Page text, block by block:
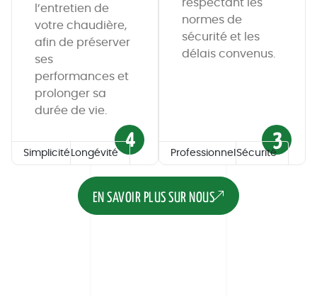
l’entretien de
votre chaudière,
afin de préserver
ses
performances et
prolonger sa
durée de vie.
4
Simplicité Longévité
respectant les
normes de
sécurité et les
délais convenus.
3
Professionnel Sécurité
EN SAVOIR PLUS SUR NOUS